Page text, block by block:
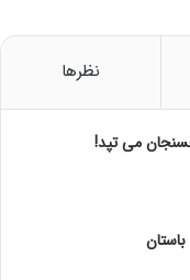
نظرها
می تپد!